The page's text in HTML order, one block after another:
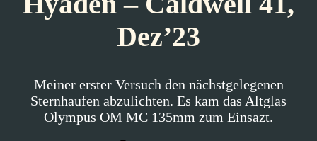
Dez’23
Meiner erster Versuch den nächstgelegenen
Sternhaufen abzulichten. Es kam das Altglas
Olympus OM MC 135mm zum Einsazt.